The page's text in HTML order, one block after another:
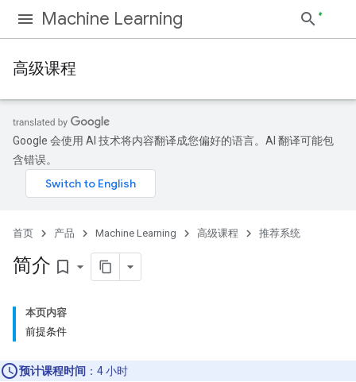
Machine Learning
高级课程
Google 会使用 AI 技术将内容翻译成您偏好的语言。AI 翻译可能包
含错误。
首页 产品 Machine Learning 高级课程 推荐系统
简介 bookmark_border
本页内容
前提条件
预计课程时间 ：4 小时